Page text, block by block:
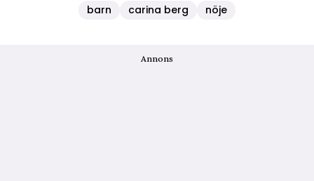
barn carina berg nöje
Annons